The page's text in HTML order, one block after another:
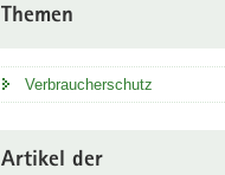
Themen
Verbraucherschutz
Artikel der